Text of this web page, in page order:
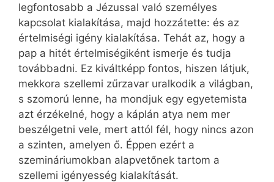
legfontosabb a Jézussal való személyes
kapcsolat kialakítása, majd hozzátette: és az
értelmiségi igény kialakítása. Tehát az, hogy a
pap a hitét értelmiségiként ismerje és tudja
tovább­adni. Ez kiváltképp fontos, hiszen látjuk,
mekkora szellemi zűrzavar uralkodik a világban,
s szomorú lenne, ha mondjuk egy egyetemista
azt érzékelné, hogy a káplán atya nem mer
beszélgetni vele, mert attól fél, hogy nincs azon
a szinten, amelyen ő. Éppen ezért a
szemináriumokban alapvetőnek tartom a
szellemi igényesség kialakítását.